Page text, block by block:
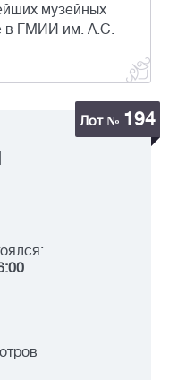
музейных
в ГМИИ им. А.С.
Лот № 194